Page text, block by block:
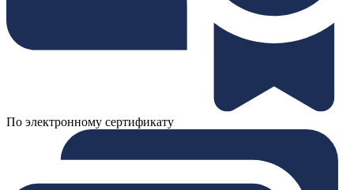
По электронному сертификату